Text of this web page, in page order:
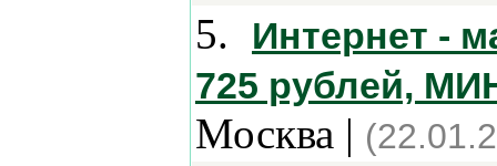
5.
Интернет -
725 рублей,
Москва |